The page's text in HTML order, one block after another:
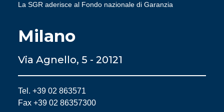
La SGR aderisce al Fondo nazionale di Garanzia
Milano
Via Agnello, 5 - 20121
Tel. +39 02 863571
Fax +39 02 86357300